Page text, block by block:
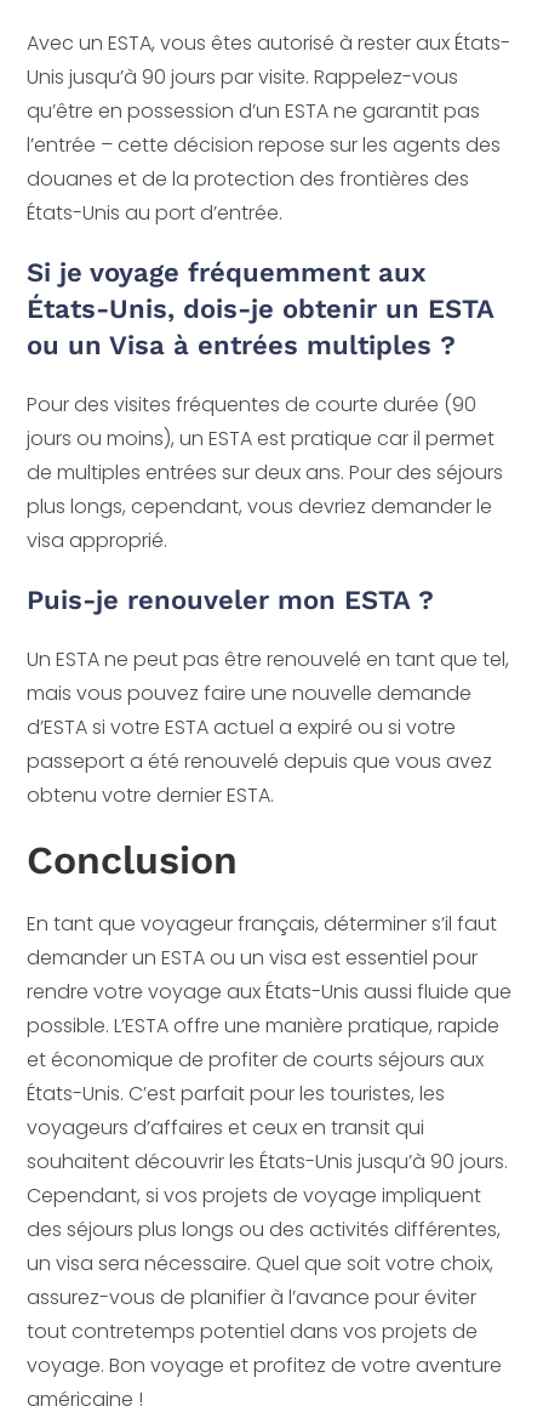
Avec un ESTA, vous êtes autorisé à rester aux États-
Unis jusqu’à 90 jours par visite. Rappelez-vous
qu’être en possession d’un ESTA ne garantit pas
l’entrée – cette décision repose sur les agents des
douanes et de la protection des frontières des
États-Unis au port d’entrée.
Si je voyage fréquemment aux
États-Unis, dois-je obtenir un ESTA
ou un Visa à entrées multiples ?
Pour des visites fréquentes de courte durée (90
jours ou moins), un ESTA est pratique car il permet
de multiples entrées sur deux ans. Pour des séjours
plus longs, cependant, vous devriez demander le
visa approprié.
Puis-je renouveler mon ESTA ?
Un ESTA ne peut pas être renouvelé en tant que tel,
mais vous pouvez faire une nouvelle demande
d’ESTA si votre ESTA actuel a expiré ou si votre
passeport a été renouvelé depuis que vous avez
obtenu votre dernier ESTA.
Conclusion
En tant que voyageur français, déterminer s’il faut
demander un ESTA ou un visa est essentiel pour
rendre votre voyage aux États-Unis aussi fluide que
possible. L’ESTA offre une manière pratique, rapide
et économique de profiter de courts séjours aux
États-Unis. C’est parfait pour les touristes, les
voyageurs d’affaires et ceux en transit qui
souhaitent découvrir les États-Unis jusqu’à 90 jours.
Cependant, si vos projets de voyage impliquent
des séjours plus longs ou des activités différentes,
un visa sera nécessaire. Quel que soit votre choix,
assurez-vous de planifier à l’avance pour éviter
tout contretemps potentiel dans vos projets de
voyage. Bon voyage et profitez de votre aventure
américaine !